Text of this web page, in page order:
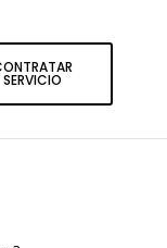
SERVICIO